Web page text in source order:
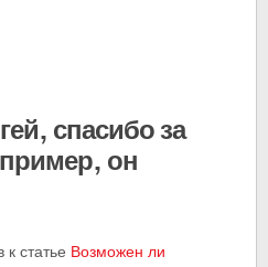
спасибо за
он
статье Возможен ли